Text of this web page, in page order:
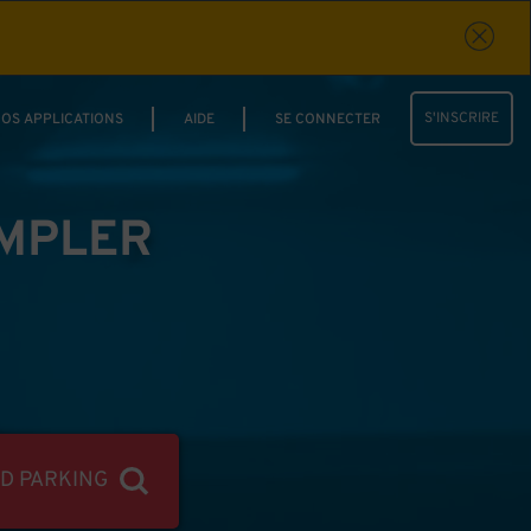
APPLICATIONS AIDE SE CONNECTER S'INSCRIRE
PARKING